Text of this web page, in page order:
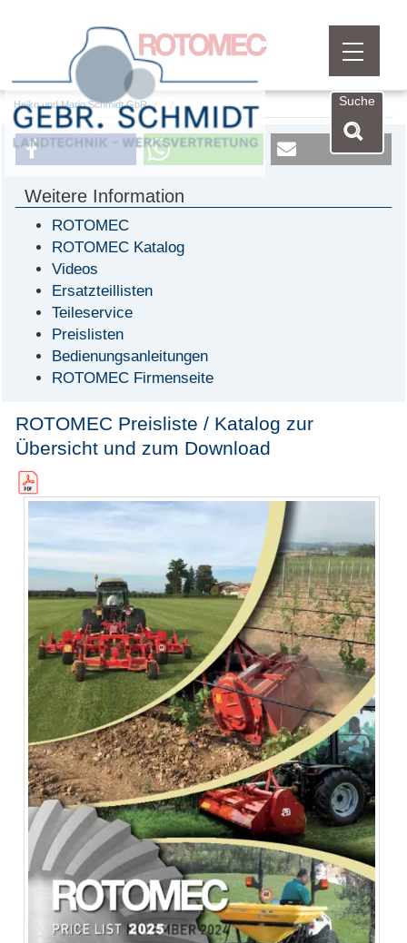
Menü
Suche
Heiko und Mario Schmidt GbR
Weitere Information
ROTOMEC
ROTOMEC Katalog
Videos
Ersatzteillisten
Teileservice
Preislisten
Bedienungsanleitungen
ROTOMEC Firmenseite
ROTOMEC Preisliste / Katalog zur
Übersicht und zum Download